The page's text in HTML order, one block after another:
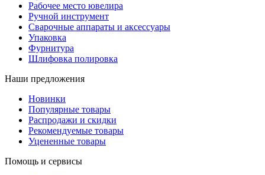
Рабочее место ювелира
Ручной инструмент
Сварочные аппараты и аксессуары
Упаковка
Фурнитура
Шлифовка полировка
Наши предложения
Новинки
Популярные товары
Распродажи и скидки
Рекомендуемые товары
Уцененные товары
Помощь и сервисы